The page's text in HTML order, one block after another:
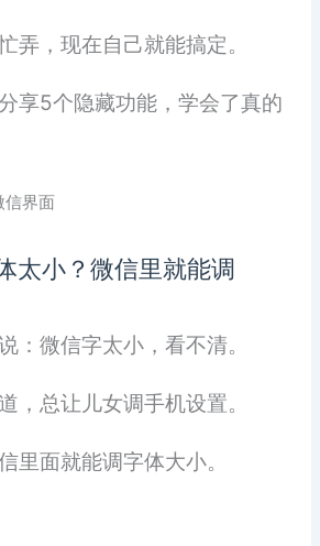
弄，现在自己就能搞定。
享5个隐藏功能，学会了真的
太小？微信里就能调
：微信字太小，看不清。
，总让儿女调手机设置。
里面就能调字体大小。